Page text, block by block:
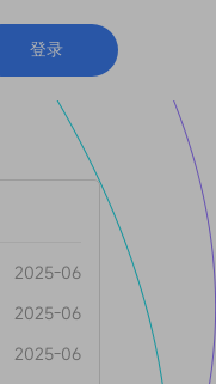
登录
2025-06
2025-06
2025-06